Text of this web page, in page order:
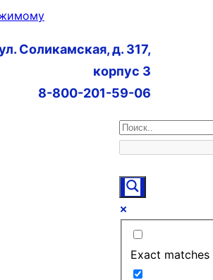
Соликамская, д. 317,
корпус 3
8-800-201-59-06
Exact matches